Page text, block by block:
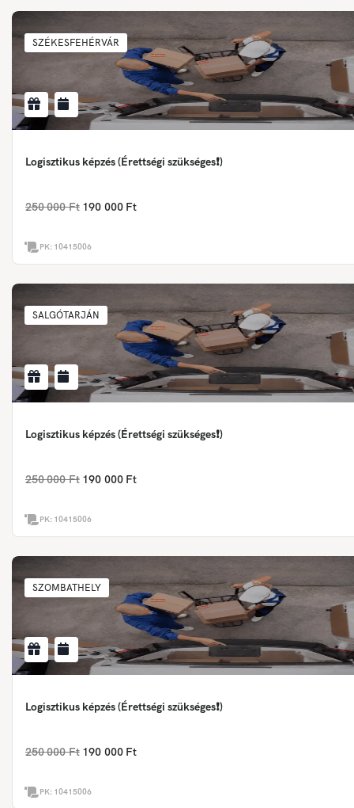
SZÉKESFEHÉRVÁR
Logisztikus képzés (Érettségi szükséges❗)
250 000 Ft 190 000 Ft
PK: 10415006
SALGÓTARJÁN
Logisztikus képzés (Érettségi szükséges❗)
250 000 Ft 190 000 Ft
PK: 10415006
SZOMBATHELY
Logisztikus képzés (Érettségi szükséges❗)
250 000 Ft 190 000 Ft
PK: 10415006